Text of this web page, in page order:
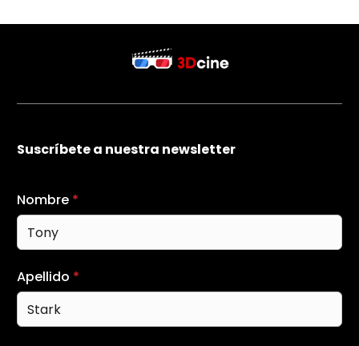
Suscríbete a nuestra newsletter
Nombre *
Apellido *